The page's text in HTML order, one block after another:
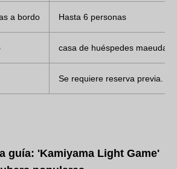
a bordo Hasta 6 personas
casa de huéspedes maeuda
Se requiere reserva previa.
guía: 'Kamiyama Light Game'